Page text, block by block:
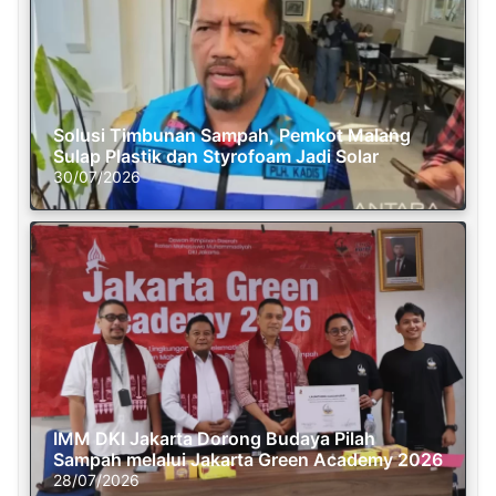
Solusi Timbunan Sampah, Pemkot Malang
Sulap Plastik dan Styrofoam Jadi Solar
30/07/2026
IMM DKI Jakarta Dorong Budaya Pilah
Sampah melalui Jakarta Green Academy 2026
28/07/2026